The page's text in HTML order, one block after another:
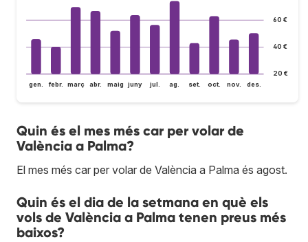
20 €
40 €
60 €
gen. febr. març abr. maig juny jul. ag. set. oct. nov. des.
Quin és el mes més car per volar de
València a Palma?
El mes més car per volar de València a Palma és agost.
Quin és el dia de la setmana en què els
vols de València a Palma tenen preus més
baixos?